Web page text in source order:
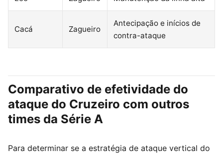
Cacá Zagueiro
Antecipação e inícios de
contra-ataque
Comparativo de efetividade do
ataque do Cruzeiro com outros
times da Série A
Para determinar se a estratégia de ataque vertical do